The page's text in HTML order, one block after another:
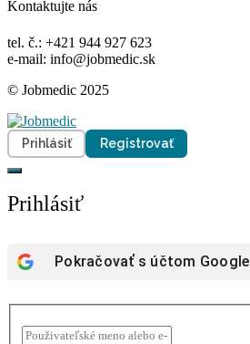
Kontaktujte nás
tel. č.: +421 944 927 623
e-mail: info@jobmedic.sk
© Jobmedic 2025
Prihlásiť Registrovať
Prihlásiť
Pokračovať s účtom Google